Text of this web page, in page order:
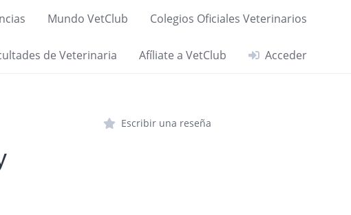
Mundo VetClub Colegios Oficiales Veterinarios
de Veterinaria Afíliate a VetClub Acceder
Escribir una reseña